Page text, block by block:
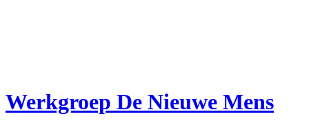
Werkgroep De Nieuwe Mens